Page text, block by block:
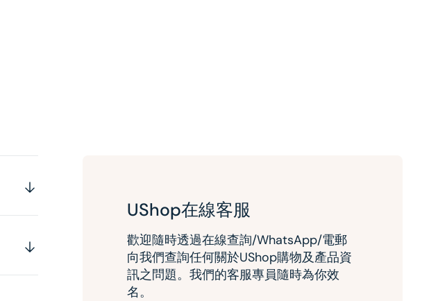
UShop在線客服
歡迎隨時透過在線查詢/WhatsApp/電郵
向我們查詢任何關於UShop購物及產品資
訊之問題。我們的客服專員隨時為你效
名。